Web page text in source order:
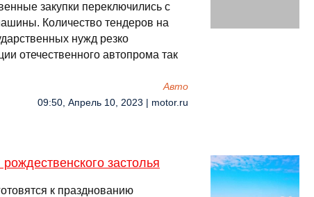
закупки переключились с
Количество тендеров на
нужд резко
отечественного автопрома так
Авто
09:50, Апрель 10, 2023 | motor.ru
застолья
к празднованию